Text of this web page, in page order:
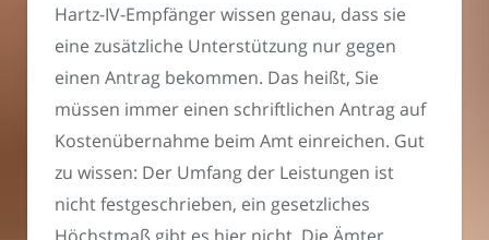
Hartz-IV-Empfänger wissen genau, dass sie
eine zusätzliche Unterstützung nur gegen
einen Antrag bekommen. Das heißt, Sie
müssen immer einen schriftlichen Antrag auf
Kostenübernahme beim Amt einreichen. Gut
zu wissen: Der Umfang der Leistungen ist
nicht festgeschrieben, ein gesetzliches